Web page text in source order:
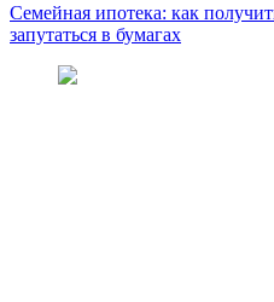
Семейная ипотека: как
запутаться в бумагах